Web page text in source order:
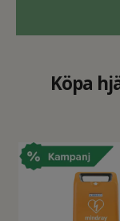
Köpa